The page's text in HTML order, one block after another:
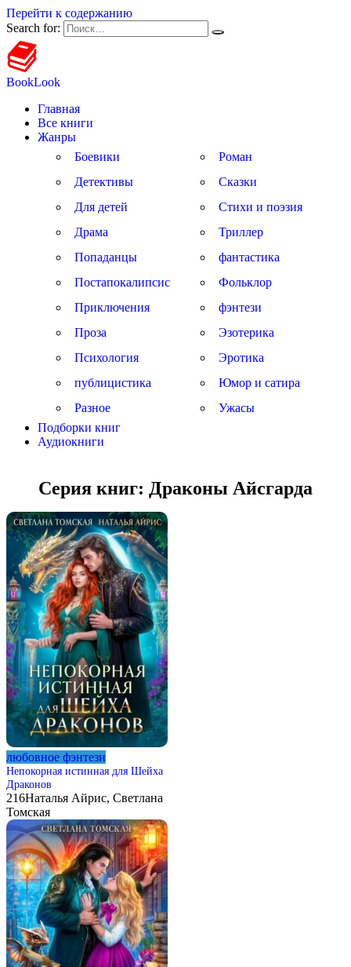
Перейти к содержанию
Search for:
BookLook
Главная
Все книги
Жанры
Боевики
Детективы
Для детей
Драма
Попаданцы
Постапокалипсис
Приключения
Проза
Психология
публицистика
Разное
Роман
Сказки
Стихи и поэзия
Триллер
фантастика
Фольклор
фэнтези
Эзотерика
Эротика
Юмор и сатира
Ужасы
Подборки книг
Аудиокниги
Серия книг: Драконы Айсгарда
любовное фэнтези
Непокорная истинная для Шейха
Драконов
216Наталья Айрис, Светлана
Томская